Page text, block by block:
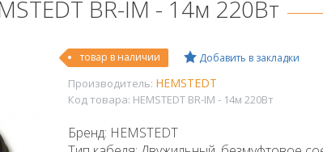
BR-IM - 14м 220Вт
товар в наличии Добавить в закладки
Производитель: HEMSTEDT
Код товара: HEMSTEDT BR-IM - 14м 220Вт
Бренд: HEMSTEDT